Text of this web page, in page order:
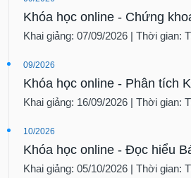
Khóa học online - Chứng
Khai giảng: 07/09/2026 | Thời gian:
09/2026
Khóa học online - Phân tích
Khai giảng: 16/09/2026 | Thời gian:
10/2026
Khóa học online - Đọc hiểu
Khai giảng: 05/10/2026 | Thời gian: